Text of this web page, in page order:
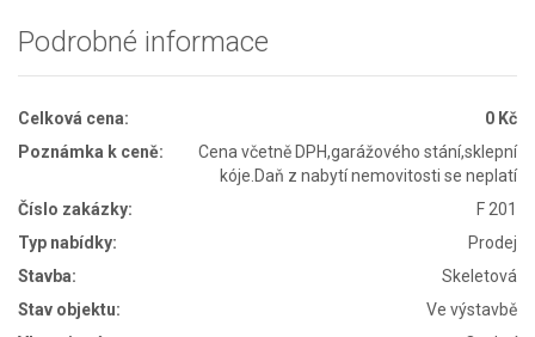
Podrobné informace
Celková cena:
0 Kč
Poznámka k ceně:
Cena včetně DPH,garážového stání,sklepní
kóje.Daň z nabytí nemovitosti se neplatí
Číslo zakázky:
F 201
Typ nabídky:
Prodej
Stavba:
Skeletová
Stav objektu:
Ve výstavbě